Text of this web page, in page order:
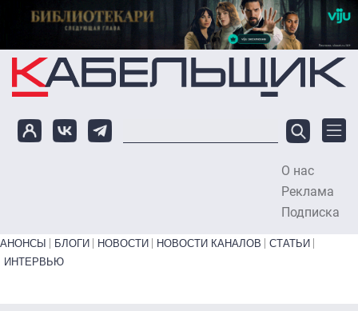
Перейти к основному содержанию
О нас
Реклама
Подписка
Primary links bottom
АНОНСЫ БЛОГИ НОВОСТИ НОВОСТИ КАНАЛОВ
СТАТЬИ
ИНТЕРВЬЮ